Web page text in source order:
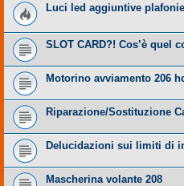
Luci led aggiuntive
SLOT CARD?! Cos’è quel
Motorino avviamento 206
Riparazione/Sostituzione
Delucidazioni sui limiti di
Mascherina volante 208